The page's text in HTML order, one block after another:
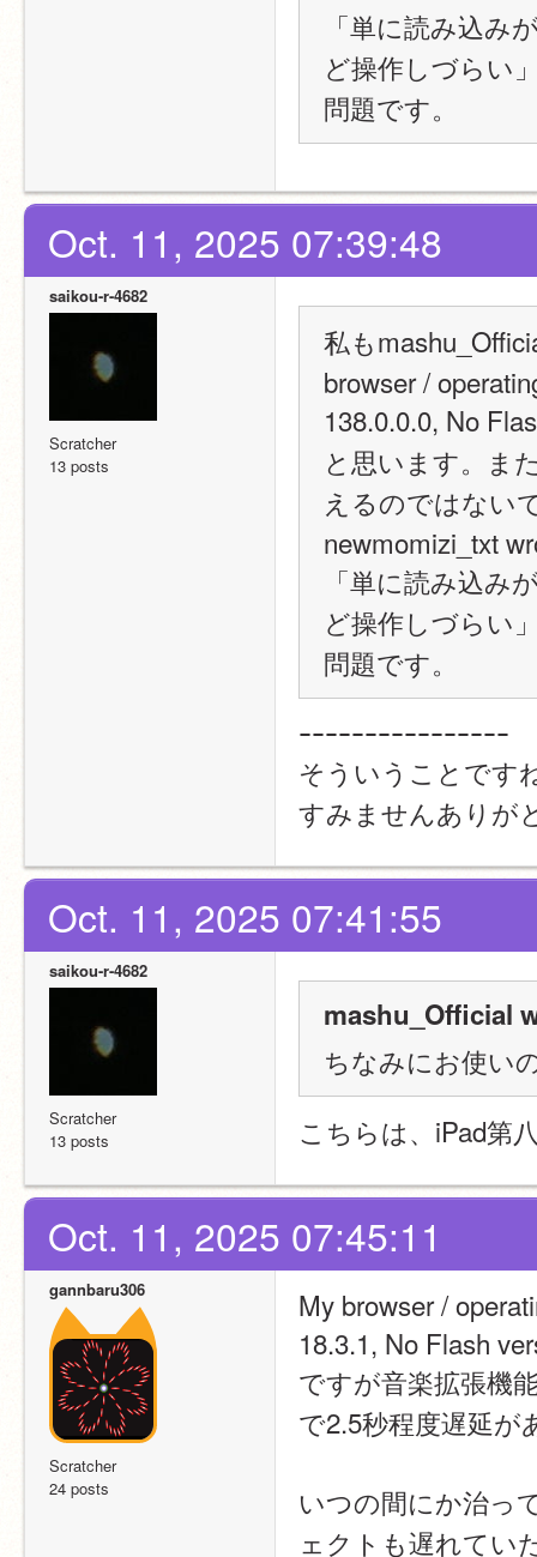
「単に読み込
ど操作しづらい
問題です。
Oct. 11, 2025 07:39:48
saikou-r-4682
Scratcher
13 posts
私も
browser /
138.0.0.0, No
と思います。ま
えるのではない
newmomizi_txt
「単に読み込
ど操作しづらい
問題です。
ｰｰｰｰｰｰｰｰｰｰｰｰｰｰｰｰ
そういうことです
すみませんありが
Oct. 11, 2025 07:41:55
saikou-r-4682
Scratcher
13 posts
mashu_Official
ちなみにお使い
こちらは、iPad第
Oct. 11, 2025 07:45:11
gannbaru306
Scratcher
24 posts
My browser /
18.3.1, No Flash
ですが音楽拡張機
で2.5秒程度遅延が
いつの間にか治っ
ェクトも遅れてい